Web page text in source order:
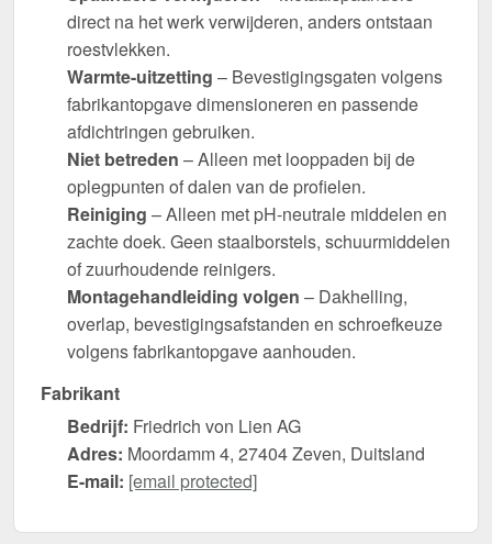
direct na het werk verwijderen, anders ontstaan
roestvlekken.
Warmte-uitzetting – Bevestigingsgaten volgens
fabrikantopgave dimensioneren en passende
afdichtringen gebruiken.
Niet betreden – Alleen met looppaden bij de
oplegpunten of dalen van de profielen.
Reiniging – Alleen met pH-neutrale middelen en
zachte doek. Geen staalborstels, schuurmiddelen
of zuurhoudende reinigers.
Montagehandleiding volgen – Dakhelling,
overlap, bevestigingsafstanden en schroefkeuze
volgens fabrikantopgave aanhouden.
Fabrikant
Bedrijf: Friedrich von Lien AG
Adres: Moordamm 4, 27404 Zeven, Duitsland
E-mail: [email protected]